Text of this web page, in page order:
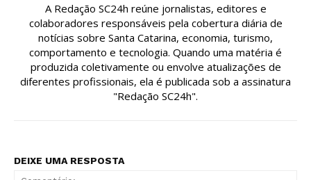
A Redação SC24h reúne jornalistas, editores e
colaboradores responsáveis pela cobertura diária de
notícias sobre Santa Catarina, economia, turismo,
comportamento e tecnologia. Quando uma matéria é
produzida coletivamente ou envolve atualizações de
diferentes profissionais, ela é publicada sob a assinatura
"Redação SC24h".
DEIXE UMA RESPOSTA